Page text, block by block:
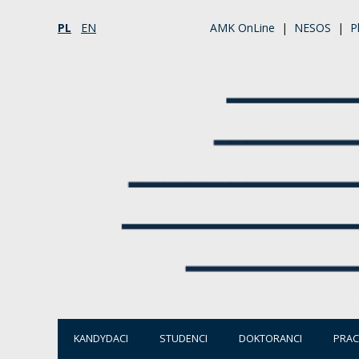
PL EN AMK OnLine | NESOS |
KANDYDACI STUDENCI DOKTORANCI